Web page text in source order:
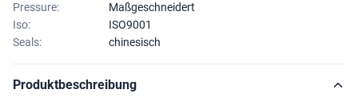
Pressure:
Maßgeschneidert
Iso:
ISO9001
Seals:
chinesisch
Produktbeschreibung